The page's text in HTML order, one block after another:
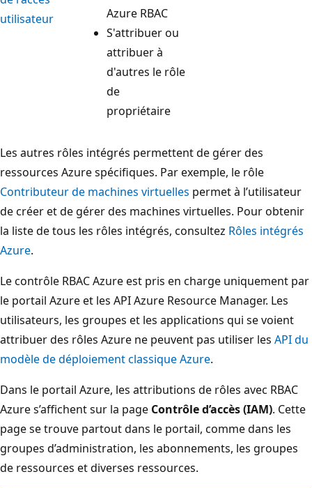
utilisateur
Azure RBAC
S'attribuer ou
attribuer à
d'autres le rôle
de
propriétaire
Les autres rôles intégrés permettent de gérer des
ressources Azure spécifiques. Par exemple, le rôle
Contributeur de machines virtuelles permet à l’utilisateur
de créer et de gérer des machines virtuelles. Pour obtenir
la liste de tous les rôles intégrés, consultez Rôles intégrés
Azure.
Le contrôle RBAC Azure est pris en charge uniquement par
le portail Azure et les API Azure Resource Manager. Les
utilisateurs, les groupes et les applications qui se voient
attribuer des rôles Azure ne peuvent pas utiliser les API du
modèle de déploiement classique Azure.
Dans le portail Azure, les attributions de rôles avec RBAC
Azure s’affichent sur la page Contrôle d’accès (IAM). Cette
page se trouve partout dans le portail, comme dans les
groupes d’administration, les abonnements, les groupes
de ressources et diverses ressources.